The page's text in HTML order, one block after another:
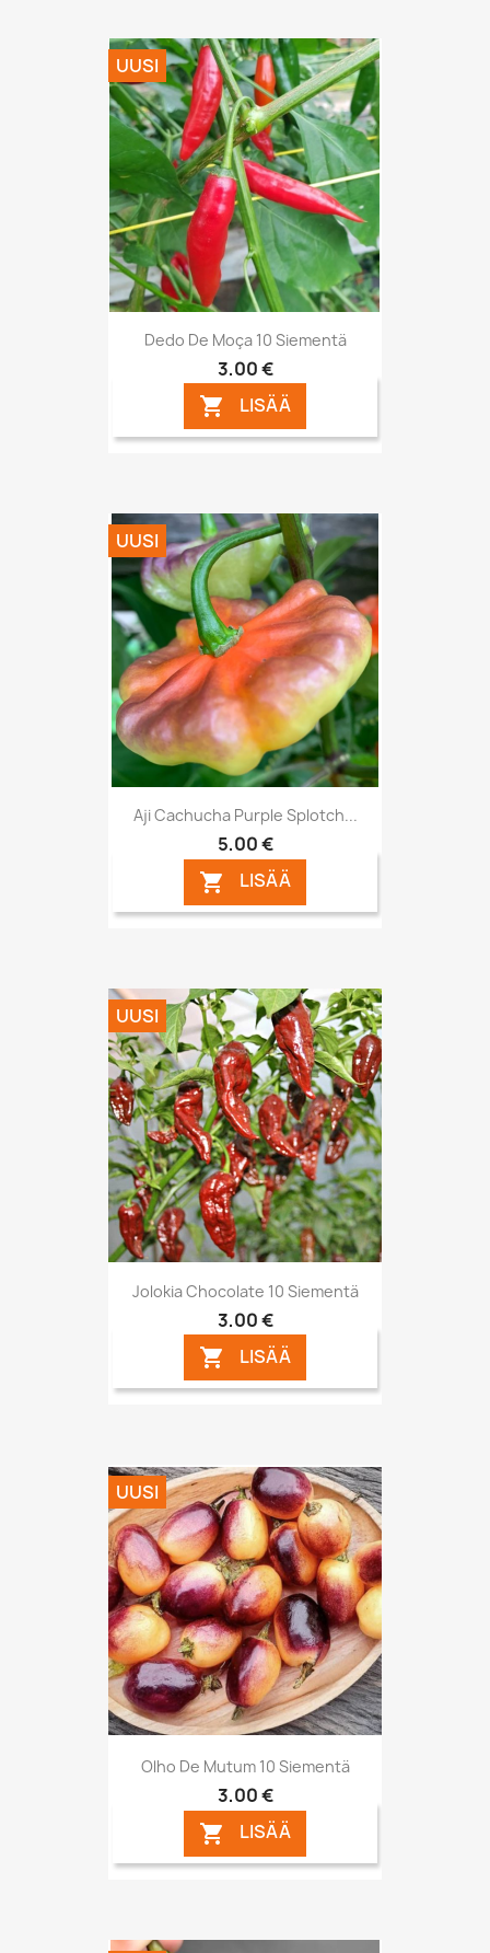
Dedo De Moça 10 Siementä
3,00 €
 LISÄÄ
UUSI
Aji Cachucha Purple Splotch...
5,00 €
 LISÄÄ
UUSI
Jolokia Chocolate 10 Siementä
3,00 €
 LISÄÄ
UUSI
Olho De Mutum 10 Siementä
3,00 €
 LISÄÄ
UUSI